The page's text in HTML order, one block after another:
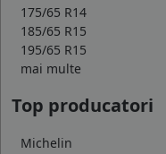
175/65 R14
185/65 R15
195/65 R15
mai multe
Top producatori
Michelin